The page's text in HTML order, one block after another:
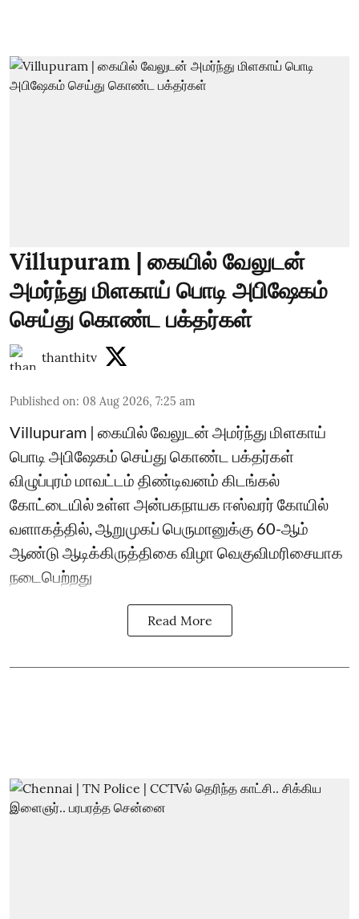
Villupuram | கையில் வேலுடன்
அமர்ந்து மிளகாய் பொடி அபிஷேகம்
செய்து கொண்ட பக்தர்கள்
thanthitv
Published on: 08 Aug 2026, 7:25 am
Villupuram | கையில் வேலுடன் அமர்ந்து மிளகாய்
பொடி அபிஷேகம் செய்து கொண்ட பக்தர்கள்
விழுப்புரம் மாவட்டம் திண்டிவனம் கிடங்கல்
கோட்டையில் உள்ள அன்பகநாயக ஈஸ்வரர் கோயில்
வளாகத்தில், ஆறுமுகப் பெருமானுக்கு 60-ஆம்
ஆண்டு ஆடிக்கிருத்திகை விழா வெகுவிமரிசையாக
நடைபெற்றது
Read More